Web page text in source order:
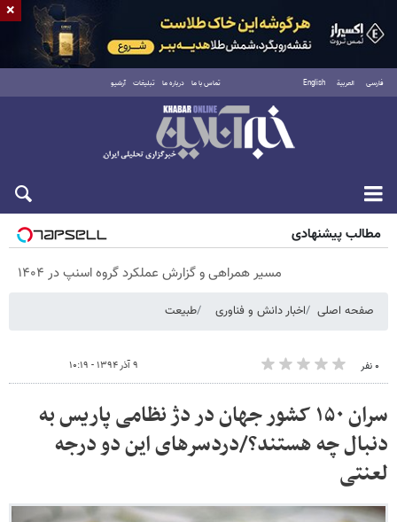
فارسی العربية English تماس با ما درباره ما تبلیغات آرشیو
پنجشنبه ۱۵ مرداد ۱۴۰۵
مطالب پیشنهادی
مسیر همراهی و گزارش عملکرد گروه اسنپ در ۱۴۰۴
صفحه اصلی اخبار دانش و فناوری طبیعت
۰ نفر ۹ آذر ۱۳۹۴ - ۱۰:۱۹
سران ۱۵۰ کشور جهان در دژ نظامی پاریس به
دنبال چه هستند؟/دردسرهای این دو درجه
لعنتی
×